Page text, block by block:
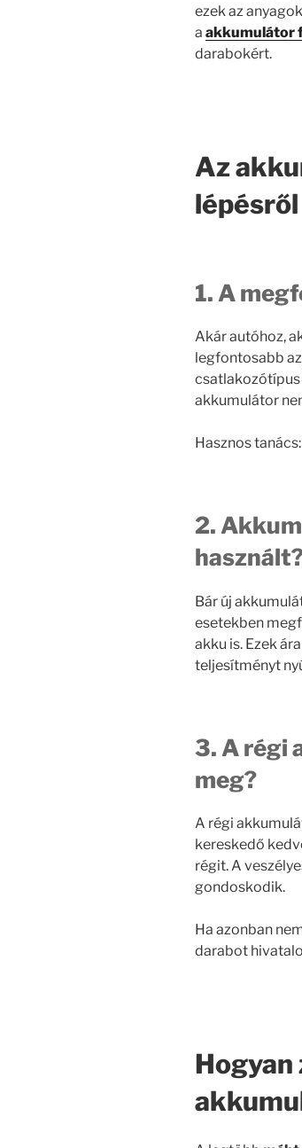
ezek az
a akkumulátor
darabokért.
Az
1. A
Akár autóhoz,
legfontosabb
csatlakozótípus
akkumulátor
Hasznos
2.
Bár új
esetekben
akku is. Ezek
teljesítményt
3. A régi
meg?
A régi
kereskedő
régit. A
gondoskodik.
Ha azonban
darabot
Hogyan